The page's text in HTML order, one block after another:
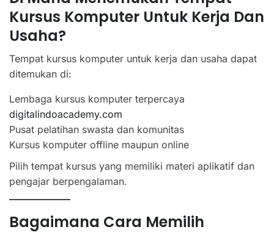
Kursus Komputer Untuk Kerja Dan
Usaha?
Tempat kursus komputer untuk kerja dan usaha dapat
ditemukan di:
Lembaga kursus komputer terpercaya
digitalindoacademy.com
Pusat pelatihan swasta dan komunitas
Kursus komputer offline maupun online
Pilih tempat kursus yang memiliki materi aplikatif dan
pengajar berpengalaman.
Bagaimana Cara Memilih